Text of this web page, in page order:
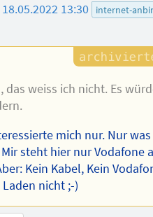
18.05.2022 13:30 internet-
das weiss ich nicht. Es
mich nur. Nur
steht hier nur Vodafone
Kein Kabel, Kein
nicht ;-)